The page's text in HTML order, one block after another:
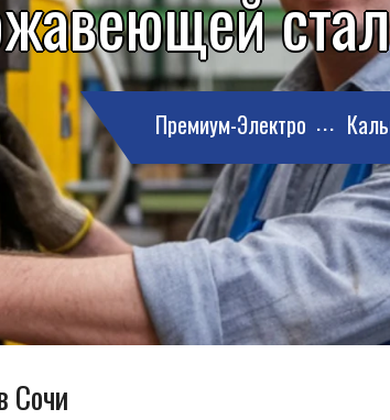
Премиум-Электро
Сочи